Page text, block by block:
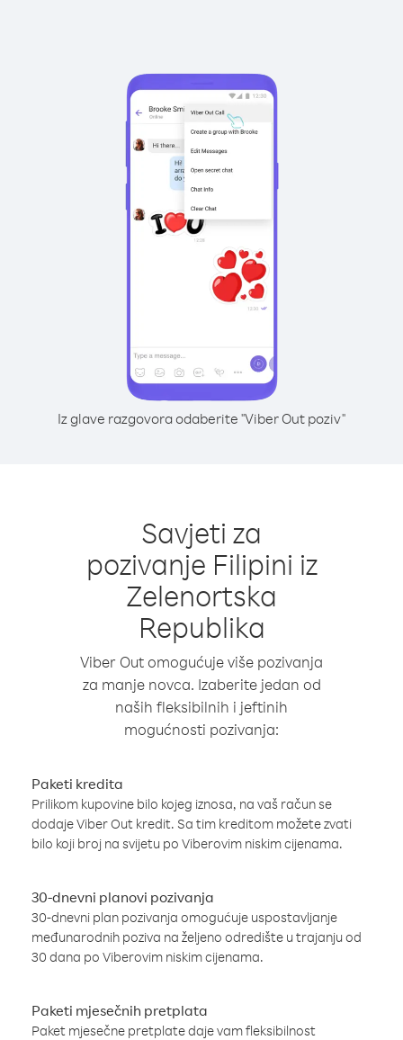
Iz glave razgovora odaberite "Viber Out poziv"
Savjeti za
pozivanje Filipini iz
Zelenortska
Republika
Viber Out omogućuje više pozivanja
za manje novca. Izaberite jedan od
naših fleksibilnih i jeftinih
mogućnosti pozivanja:
Paketi kredita
Prilikom kupovine bilo kojeg iznosa, na vaš račun se
dodaje Viber Out kredit. Sa tim kreditom možete zvati
bilo koji broj na svijetu po Viberovim niskim cijenama.
30-dnevni planovi pozivanja
30-dnevni plan pozivanja omogućuje uspostavljanje
međunarodnih poziva na željeno odredište u trajanju od
30 dana po Viberovim niskim cijenama.
Paketi mjesečnih pretplata
Paket mjesečne pretplate daje vam fleksibilnost